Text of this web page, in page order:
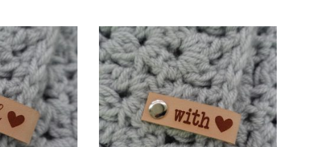
heeft
meerdere
variaties.
Deze
optie
kan
gekozen